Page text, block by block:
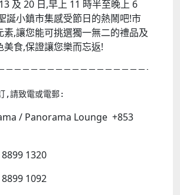
及 20 日,早上 11 時半至晚上 6
誕小鎮市集感受節日的熱鬧吧!市
素,讓您能可挑選獨一無二的禮品及
美食,保證讓您樂而忘返!
－－－－－－－－－－－－－－－－－－－－
/ Panorama Lounge +853
1320
1092